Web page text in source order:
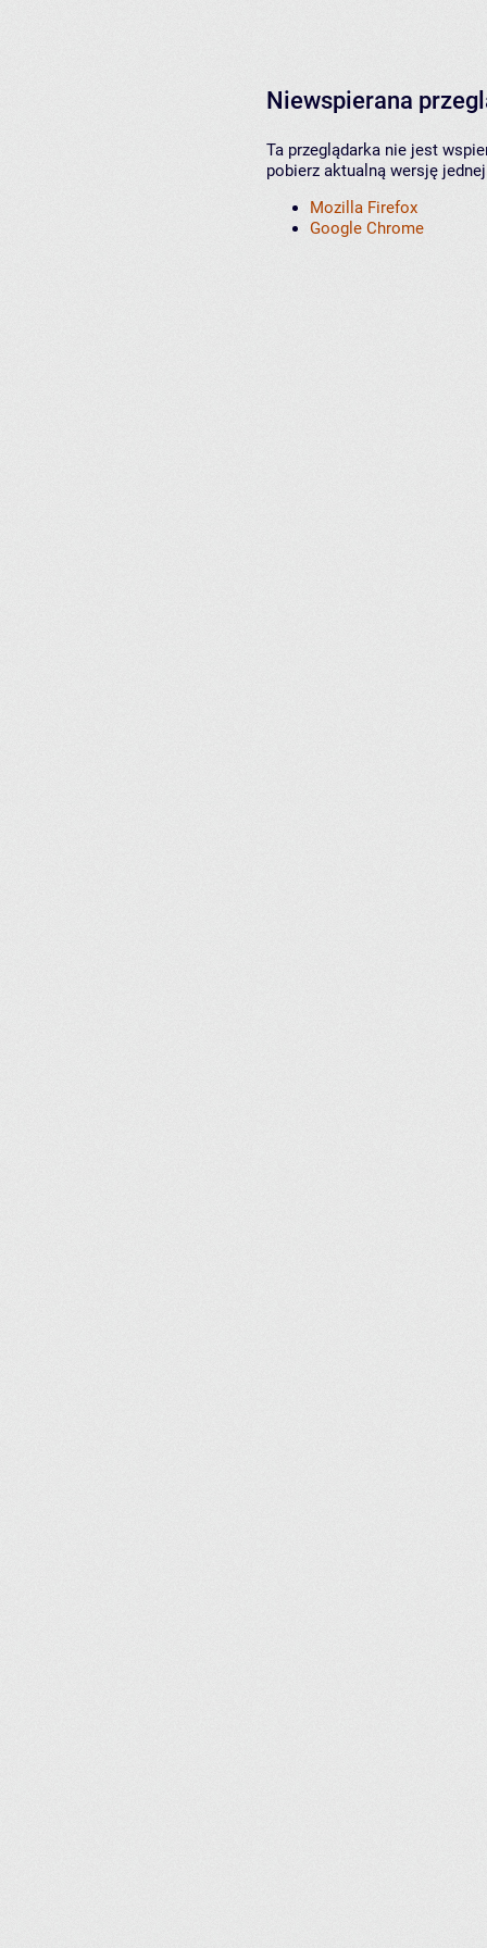
Niewspierana
Ta przeglądarka nie jest
pobierz aktualną wersję
Mozilla Firefox
Google Chrome